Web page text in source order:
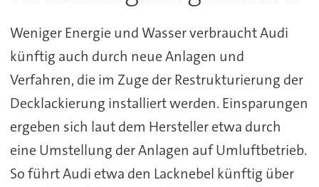
Weniger Energie und Wasser verbraucht Audi
künftig auch durch neue Anlagen und
Verfahren, die im Zuge der Restrukturierung der
Decklackierung installiert werden. Einsparungen
ergeben sich laut dem Hersteller etwa durch
eine Umstellung der Anlagen auf Umluftbetrieb.
So führt Audi etwa den Lacknebel künftig über